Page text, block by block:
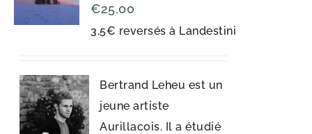
3,5€ reversés à Landestini
€25,00
Bertrand Leheu est un
jeune artiste
Aurillacois. Il a étudié